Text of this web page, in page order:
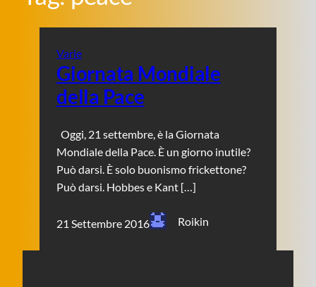
Varie
Giornata Mondiale
della Pace
Oggi, 21 settembre, è la Giornata
Mondiale della Pace. È un giorno inutile?
Può darsi. È solo buonismo frickettone?
Può darsi. Hobbes e Kant […]
21 Settembre 2016 Roikin